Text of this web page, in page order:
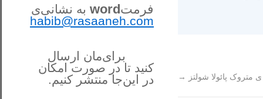
متروک پائولا شولتز →
فرمتword به نشانی‌ی
habib@rasaaneh.com
برای‌مان ارسال
کنید تا در صورت امکان
در این‌جامنتشر کنیم.